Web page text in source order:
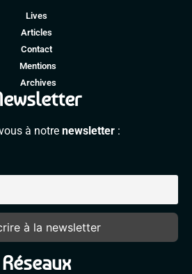
Lives
Articles
Contact
Mentions
Archives
à notre newsletter:
Réseaux